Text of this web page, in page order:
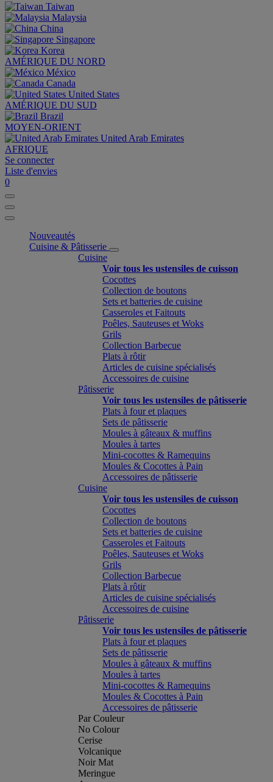
Taiwan
Malaysia
China
Singapore
Korea
AMÉRIQUE DU NORD
México
Canada
United States
AMÉRIQUE DU SUD
Brazil
MOYEN-ORIENT
United Arab Emirates
AFRIQUE
Se connecter
Liste d'envies
0
Nouveautés
Cuisine & Pâtisserie
Cuisine
Voir tous les ustensiles de cuisson
Cocottes
Collection de boutons
Sets et batteries de cuisine
Casseroles et Faitouts
Poêles, Sauteuses et Woks
Grils
Collection Barbecue
Plats à rôtir
Articles de cuisine spécialisés
Accessoires de cuisine
Pâtisserie
Voir tous les ustensiles de pâtisserie
Plats à four et plaques
Sets de pâtisserie
Moules à gâteaux & muffins
Moules à tartes
Mini-cocottes & Ramequins
Moules & Cocottes à Pain
Accessoires de pâtisserie
Cuisine
Voir tous les ustensiles de cuisson
Cocottes
Collection de boutons
Sets et batteries de cuisine
Casseroles et Faitouts
Poêles, Sauteuses et Woks
Grils
Collection Barbecue
Plats à rôtir
Articles de cuisine spécialisés
Accessoires de cuisine
Pâtisserie
Voir tous les ustensiles de pâtisserie
Plats à four et plaques
Sets de pâtisserie
Moules à gâteaux & muffins
Moules à tartes
Mini-cocottes & Ramequins
Moules & Cocottes à Pain
Accessoires de pâtisserie
Par Couleur
No Colour
Cerise
Volcanique
Noir Mat
Meringue